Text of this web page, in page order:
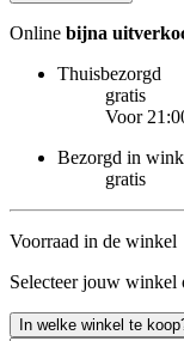
Online bijna
Thuisbezorgd
gratis
Voor
Bezorgd in
gratis
Voorraad in de winkel
Selecteer jouw winkel
In welke winkel te